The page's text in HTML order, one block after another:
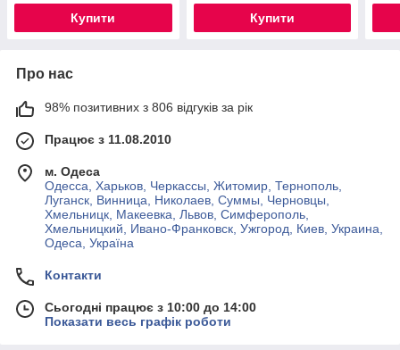
Купити Купити
Про нас
98% позитивних з 806 відгуків за рік
Працює з 11.08.2010
м. Одеса
Одесса, Харьков, Черкассы, Житомир, Тернополь,
Луганск, Винница, Николаев, Суммы, Черновцы,
Хмельницк, Макеевка, Львов, Симферополь,
Хмельницкий, Ивано-Франковск, Ужгород, Киев, Украина,
Одеса, Україна
Контакти
Сьогодні працює з 10:00 до 14:00
Показати весь графік роботи